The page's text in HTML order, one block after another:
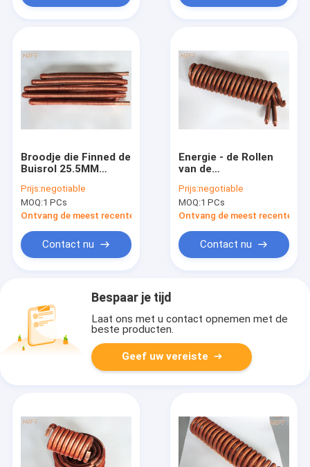
Broodje die Finned de
Buisrol 25.5MM
Procescondensator
Buitendia
Prijs:negotiable
MOQ:1 PCs
Ontvang de meest recente Prijs
Contact nu
Energie - de Rollen
van de
voor
Mijnkoelers/
Prijs:negotiable
MOQ:1 PCs
Ontvang de meest recente
Contact nu
Bespaar je tijd
Laat ons met u contact opnemen met de
beste producten.
Geef uw vereiste